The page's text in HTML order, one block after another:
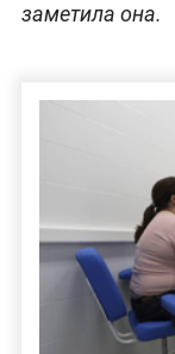
заметила она.